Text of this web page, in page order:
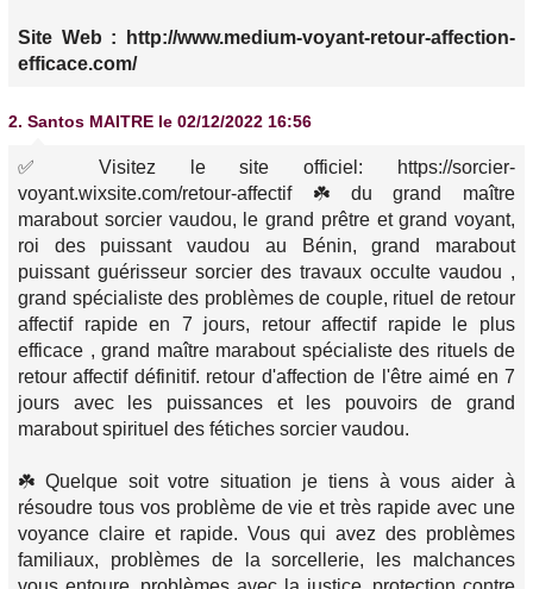
Site Web : http://www.medium-voyant-retour-affection-
efficace.com/
2. Santos MAITRE le 02/12/2022 16:56
✅ Visitez le site officiel: https://sorcier-
voyant.wixsite.com/retour-affectif ☘️ du grand maître
marabout sorcier vaudou, le grand prêtre et grand voyant,
roi des puissant vaudou au Bénin, grand marabout
puissant guérisseur sorcier des travaux occulte vaudou ,
grand spécialiste des problèmes de couple, rituel de retour
affectif rapide en 7 jours, retour affectif rapide le plus
efficace , grand maître marabout spécialiste des rituels de
retour affectif définitif. retour d'affection de l'être aimé en 7
jours avec les puissances et les pouvoirs de grand
marabout spirituel des fétiches sorcier vaudou.
☘️ Quelque soit votre situation je tiens à vous aider à
résoudre tous vos problème de vie et très rapide avec une
voyance claire et rapide. Vous qui avez des problèmes
familiaux, problèmes de la sorcellerie, les malchances